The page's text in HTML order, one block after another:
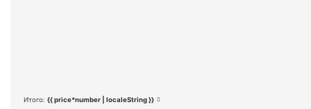
Итого: {{ price*number | localeString }}